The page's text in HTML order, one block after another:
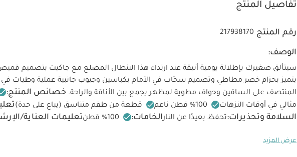
تفاصيل المنتج
رقم المنتج 217938170
الوصف:
سيتألق صغيرك بإطلالة يومية أنيقة عند ارتداء هذا البنطال المضلع مع جاكيت بتصميم
يتميز بحزام خصر مطاطي وتصميم سحّاب في الأمام بكباسين وجيوب جانبية عملية وطيات في
المنتصف على الساقين وحواف مطوية لمظهر يجمع بين الأناقة والراحة. خصائص المنتج:
مثالي في أوقات النزهات
قطعة من طقم متناسق (يباع على حدة)
السلامة وتحذيرات:تحفظ بعيدًا عن النارالخامات: 100‏‏%‏‏ قطن تعليمات العناية/
كيّ على درجة حرارة منخفضة
عرض المزيد